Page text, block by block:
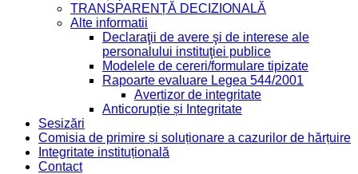
TRANSPARENȚĂ DECIZIONALĂ
Alte informatii
Declaraţii de avere şi de interese ale
personalului instituţiei publice
Modelele de cereri/formulare tipizate
Rapoarte evaluare Legea 544/2001
Avertizor de integritate
Anticorupție și Integritate
Sesizări
Comisia de primire și soluționare a cazurilor de hărțuire
Integritate instituțională
Contact